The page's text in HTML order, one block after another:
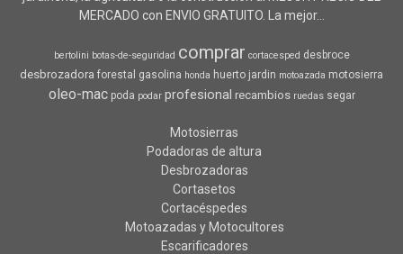
MERCADO con ENVIO GRATUITO. La mejor...
bertolini botas-de-seguridad comprar cortacesped desbroce
desbrozadora forestal gasolina honda huerto jardin motoazada motosierra
oleo-mac poda podar profesional recambios ruedas segar
Motosierras
Podadoras de altura
Desbrozadoras
Cortasetos
Cortacéspedes
Motoazadas y Motocultores
Escarificadores